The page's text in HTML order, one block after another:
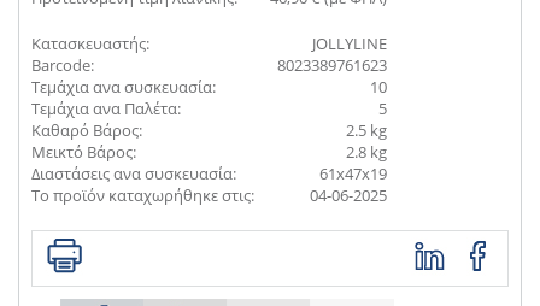
Κατασκευαστής:
JOLLYLINE
Barcode:
8023389761623
Τεμάχια ανα συσκευασία:
10
Τεμάχια ανα Παλέτα:
5
Καθαρό Βάρος:
2.5 kg
Μεικτό Βάρος:
2.8 kg
Διαστάσεις ανα συσκευασία:
61x47x19
Το προϊόν καταχωρήθηκε στις:
04-06-2025